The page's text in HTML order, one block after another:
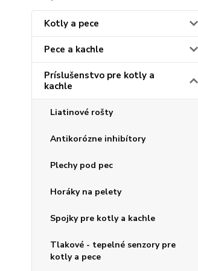
Kotly a pece
Pece a kachle
Príslušenstvo pre kotly a
kachle
Liatinové rošty
Antikorózne inhibítory
Plechy pod pec
Horáky na pelety
Spojky pre kotly a kachle
Tlakové - tepelné senzory pre
kotly a pece